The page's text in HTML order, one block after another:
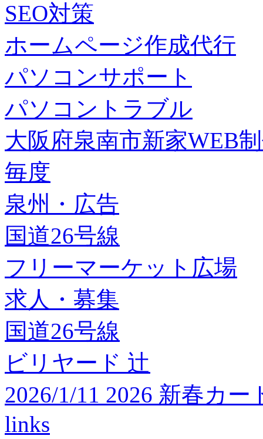
SEO対策
ホームページ作成代行
パソコンサポート
パソコントラブル
大阪府泉南市新家WEB
毎度
泉州・広告
国道26号線
フリーマーケット広場
求人・募集
国道26号線
ビリヤード 辻
2026/1/11 2026 新春カ
links